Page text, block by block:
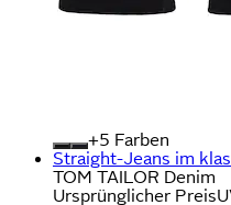
+
Farben
Straight-Jeans im
TOM TAILOR Denim
Ursprünglicher Preis